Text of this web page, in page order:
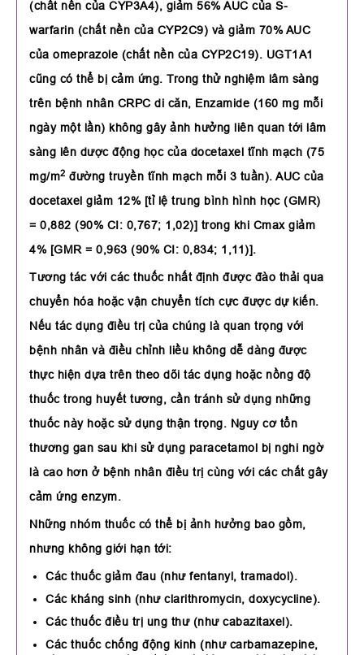
(chất nền của CYP3A4), giảm 56% AUC của S-
warfarin (chất nền của CYP2C9) và giảm 70% AUC
của omeprazole (chất nền của CYP2C19). UGT1A1
cũng có thể bị cảm ứng. Trong thử nghiệm lâm sàng
trên bệnh nhân CRPC di căn, Enzamide (160 mg mỗi
ngày một lần) không gây ảnh hưởng liên quan tới lâm
sàng lên dược động học của docetaxel tĩnh mạch (75
mg/m2 đường truyền tĩnh mạch mỗi 3 tuần). AUC của
docetaxel giảm 12% [tỉ lệ trung bình hình học (GMR)
= 0,882 (90% CI: 0,767; 1,02)] trong khi Cmax giảm
4% [GMR = 0,963 (90% CI: 0,834; 1,11)].
Tương tác với các thuốc nhất định được đào thải qua
chuyển hóa hoặc vận chuyển tích cực được dự kiến.
Nếu tác dụng điều trị của chúng là quan trọng với
bệnh nhân và điều chỉnh liều không dễ dàng được
thực hiện dựa trên theo dõi tác dụng hoặc nồng độ
thuốc trong huyết tương, cần tránh sử dụng những
thuốc này hoặc sử dụng thận trọng. Nguy cơ tổn
thương gan sau khi sử dụng paracetamol bị nghi ngờ
là cao hơn ở bệnh nhân điều trị cùng với các chất gây
cảm ứng enzym.
Những nhóm thuốc có thể bị ảnh hưởng bao gồm,
nhưng không giới hạn tới:
Các thuốc giảm đau (như fentanyl, tramadol).
Các kháng sinh (như clarithromycin, doxycycline).
Các thuốc điều trị ung thư (như cabazitaxel).
Các thuốc chống động kinh (như carbamazepine,